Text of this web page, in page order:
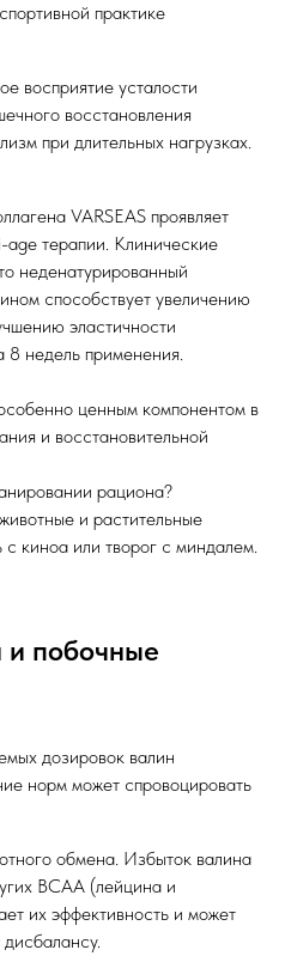
практике
восприятие усталости
восстановления
при длительных нагрузках.
VARSEAS проявляет
терапии. Клинические
неденатурированный
способствует увеличению
эластичности
8 недель применения.
ценным компонентом в
и восстановительной
рациона?
и растительные
киноа или творог с миндалем.
и побочные
дозировок валин
норм может спровоцировать
обмена. Избыток валина
BCAA (лейцина и
их эффективность и может